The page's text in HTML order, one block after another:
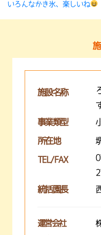
いろんなかき氷、楽しいね
施設名称
事業類型
所在地
TEL/FAX
統括園長
運営会社